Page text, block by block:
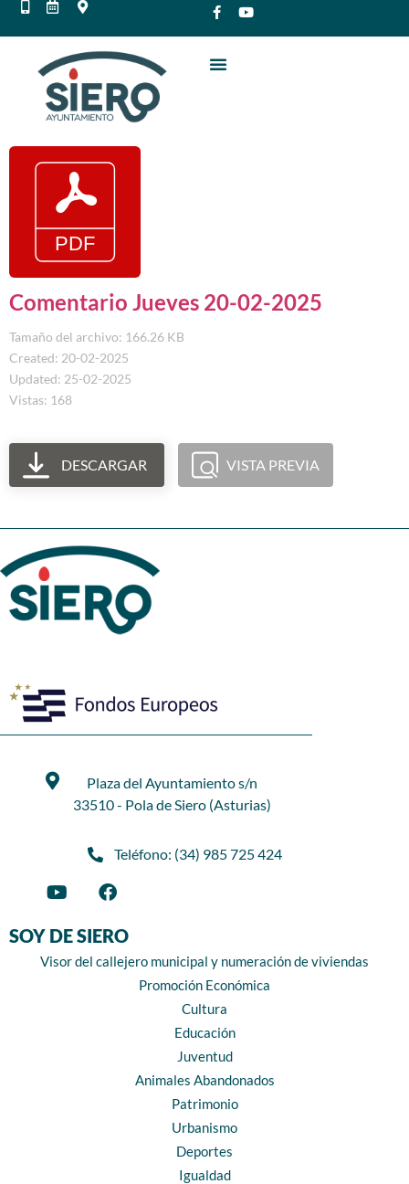
Comentario Jueves 20-02-2025
Tamaño del archivo: 166.26 KB
Created: 20-02-2025
Updated: 25-02-2025
Vistas: 168
DESCARGAR VISTA PREVIA
Plaza del Ayuntamiento s/n
33510 - Pola de Siero (Asturias)
Teléfono: (34) 985 725 424
SOY DE SIERO
Visor del callejero municipal y numeración de viviendas
Promoción Económica
Cultura
Educación
Juventud
Animales Abandonados
Patrimonio
Urbanismo
Deportes
Igualdad